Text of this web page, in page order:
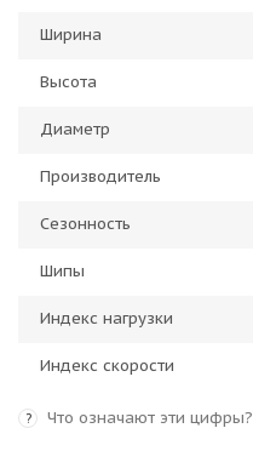
Ширина
Высота
Диаметр
Производитель
Сезонность
Шипы
Индекс нагрузки
Индекс скорости
? Что означают эти цифры?